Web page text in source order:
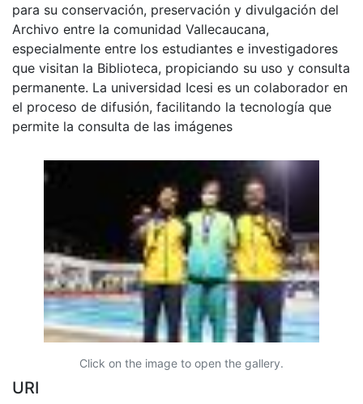
para su conservación, preservación y divulgación del
Archivo entre la comunidad Vallecaucana,
especialmente entre los estudiantes e investigadores
que visitan la Biblioteca, propiciando su uso y consulta
permanente. La universidad Icesi es un colaborador en
el proceso de difusión, facilitando la tecnología que
permite la consulta de las imágenes
Click on the image to open the gallery.
URI